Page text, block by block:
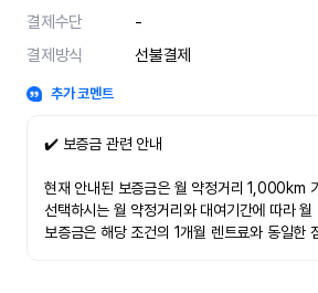
결제수단
-
결제방식
선불결제
추가 코멘트
✔️ 보증금 관련 안내
현재 안내된 보증금은 월 약정거리 1,000km
선택하시는 월 약정거리와 대여기간에 따라 월
보증금은 해당 조건의 1개월 렌트료와 동일한